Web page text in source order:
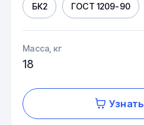
БК2 ГОСТ 1209-90
Масса, кг
18